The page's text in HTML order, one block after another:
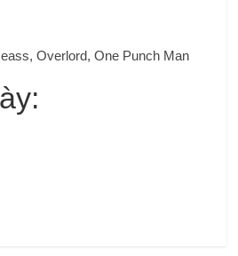
Overlord, One Punch Man